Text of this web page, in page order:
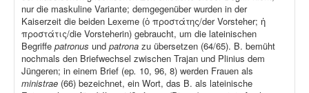
nur die maskuline Variante; demgegenüber wurden in der
Kaiserzeit die beiden Lexeme (ὁ προστάτης/der Vorsteher; ἡ
προστάτις/die Vorsteherin) gebraucht, um die lateinischen
Begriffe patronus und patrona zu übersetzen (64/65). B. bemüht
nochmals den Briefwechsel zwischen Trajan und Plinius dem
Jüngeren; in einem Brief (ep. 10, 96, 8) werden Frauen als
ministrae (66) bezeichnet, ein Wort, das B. als lateinische